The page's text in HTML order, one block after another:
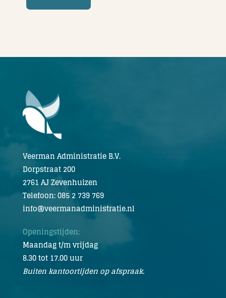
Veerman Administratie B.V.
Dorpstraat 200
2761 AJ Zevenhuizen
Telefoon: 085 2 739 769
info@veermanadministratie.nl
Openingstijden:
Maandag t/m vrijdag
8.30 tot 17.00 uur
Buiten kantoortijden op afspraak.